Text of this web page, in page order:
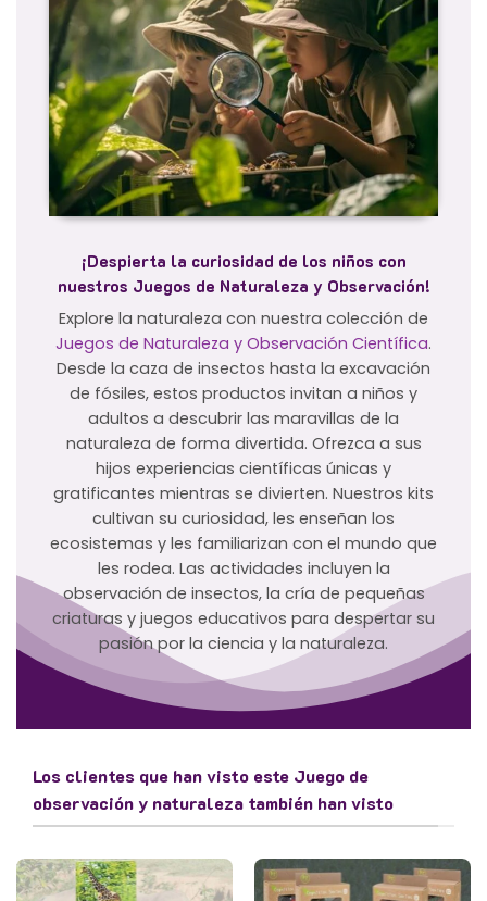
¡Despierta la curiosidad de los niños con
nuestros Juegos de Naturaleza y Observación!
Explore la naturaleza con nuestra colección de
Juegos de Naturaleza y Observación Científica.
Desde la caza de insectos hasta la excavación
de fósiles, estos productos invitan a niños y
adultos a descubrir las maravillas de la
naturaleza de forma divertida. Ofrezca a sus
hijos experiencias científicas únicas y
gratificantes mientras se divierten. Nuestros kits
cultivan su curiosidad, les enseñan los
ecosistemas y les familiarizan con el mundo que
les rodea. Las actividades incluyen la
observación de insectos, la cría de pequeñas
criaturas y juegos educativos para despertar su
pasión por la ciencia y la naturaleza.
Los clientes que han visto este Juego de
observación y naturaleza también han visto